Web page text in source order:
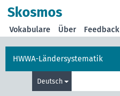
Skosmos
Vokabulare Über Feedback
HWWA-Ländersystematik
Deutsch